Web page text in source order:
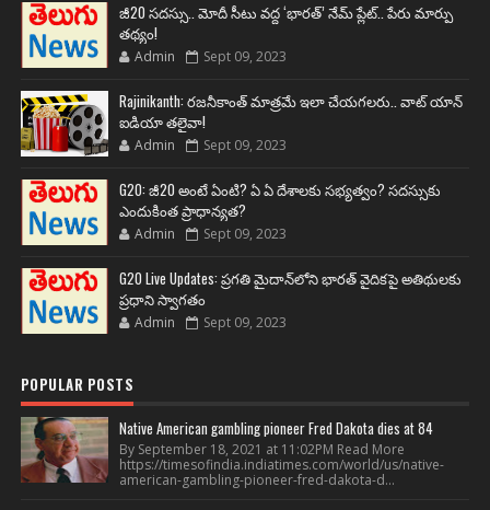
జీ20 సదస్సు.. మోదీ సీటు వద్ద ‘భారత్’ నేమ్ ప్లేట్‌.. పేరు మార్పు
తథ్యం!
Admin Sept 09, 2023
Rajinikanth: రజనీకాంత్ మాత్రమే ఇలా చేయగలరు.. వాట్ యాన్
ఐడియా తలైవా!
Admin Sept 09, 2023
G20: జీ20 అంటే ఏంటి? ఏ ఏ దేశాలకు సభ్యత్వం? సదస్సుకు
ఎందుకింత ప్రాధాన్యత?
Admin Sept 09, 2023
G20 Live Updates: ప్రగతి మైదాన్‌లోని భారత్ వైదికపై అతిథులకు
ప్రధాని స్వాగతం
Admin Sept 09, 2023
POPULAR POSTS
Native American gambling pioneer Fred Dakota dies at 84
By September 18, 2021 at 11:02PM Read More
https://timesofindia.indiatimes.com/world/us/native-
american-gambling-pioneer-fred-dakota-d...